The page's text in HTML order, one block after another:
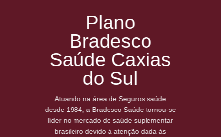
Plano
Bradesco
Saúde Caxias
do Sul
Atuando na área de Seguros saúde
desde 1984, a Bradesco Saúde tornou-se
líder no mercado de saúde suplementar
brasileiro devido à atenção dada às